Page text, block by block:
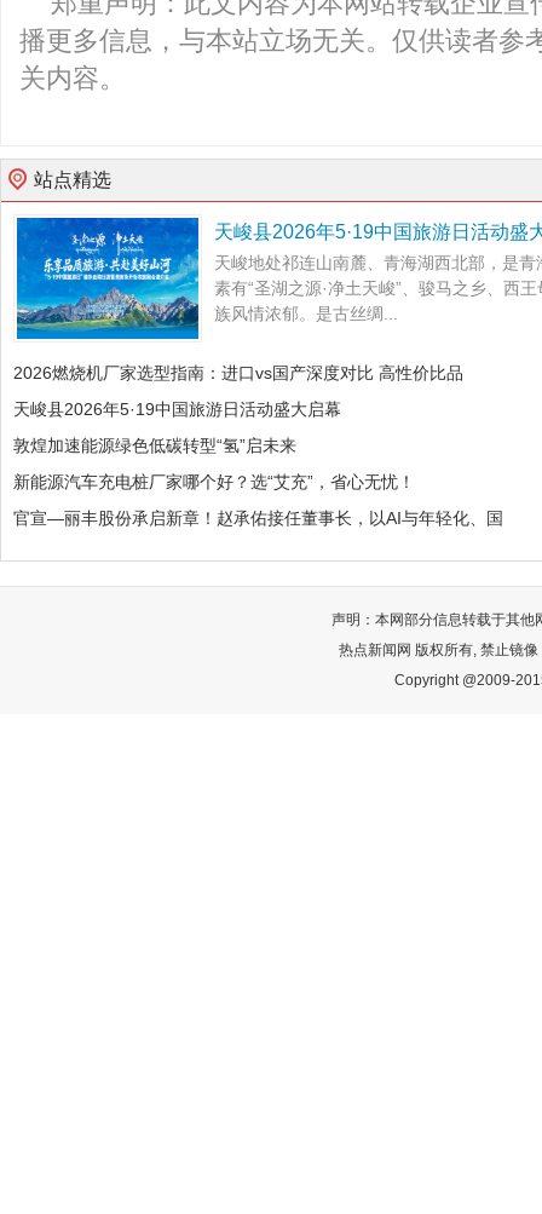
播更多信息，与本站立场无关。仅供读者参
关内容。
站点精选
天峻县2026年5·19中国旅游日活动盛
天峻地处祁连山南麓、青海湖西北部，是
素有“圣湖之源·净土天峻”、骏马之乡、西
族风情浓郁。是古丝绸...
2026燃烧机厂家选型指南：进口vs国产深度对比 高性价比品
天峻县2026年5·19中国旅游日活动盛大启幕
敦煌加速能源绿色低碳转型“氢”启未来
新能源汽车充电桩厂家哪个好？选“艾充”，省心无忧！
官宣—丽丰股份承启新章！赵承佑接任董事长，以AI与年轻化、国
声明：本网部分信息转载于其他
热点新闻网 版权所有, 禁止镜
Copyright @2009-